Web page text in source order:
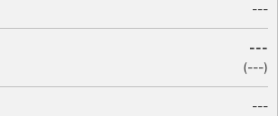
---
---
(---)
---